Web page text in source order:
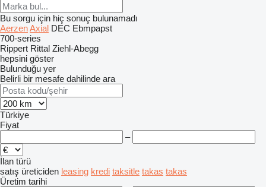
Bu sorgu için hiç sonuç bulunamadı
AerzenAxial DEC Ebmpapst
700-series
Rippert Rittal Ziehl-Abegg
hepsini göster
Bulunduğu yer
Belirli bir mesafe dahilinde ara
Türkiye
Fiyat
–
İlan türü
satış üreticiden leasing kredi taksitle takas takas
Üretim tarihi